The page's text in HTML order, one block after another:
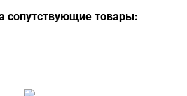
сопутствующие товары: